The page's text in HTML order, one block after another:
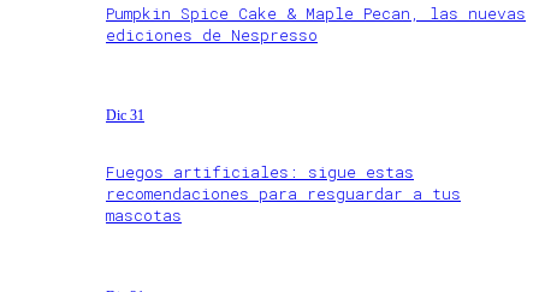
Pumpkin Spice Cake & Maple Pecan, las nuevas
ediciones de Nespresso
Dic 31
Fuegos artificiales: sigue estas
recomendaciones para resguardar a tus
mascotas